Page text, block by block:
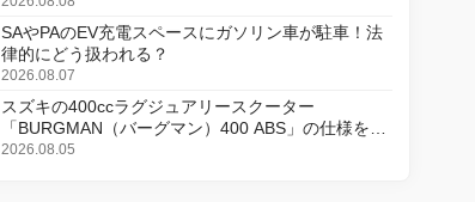
SAやPAのEV充電スペースにガソリン車が駐車！法
律的にどう扱われる？
2026.08.07
スズキの400ccラグジュアリースクーター
「BURGMAN（バーグマン）400 ABS」の仕様を変
更し、8月18日に発売
2026.08.05